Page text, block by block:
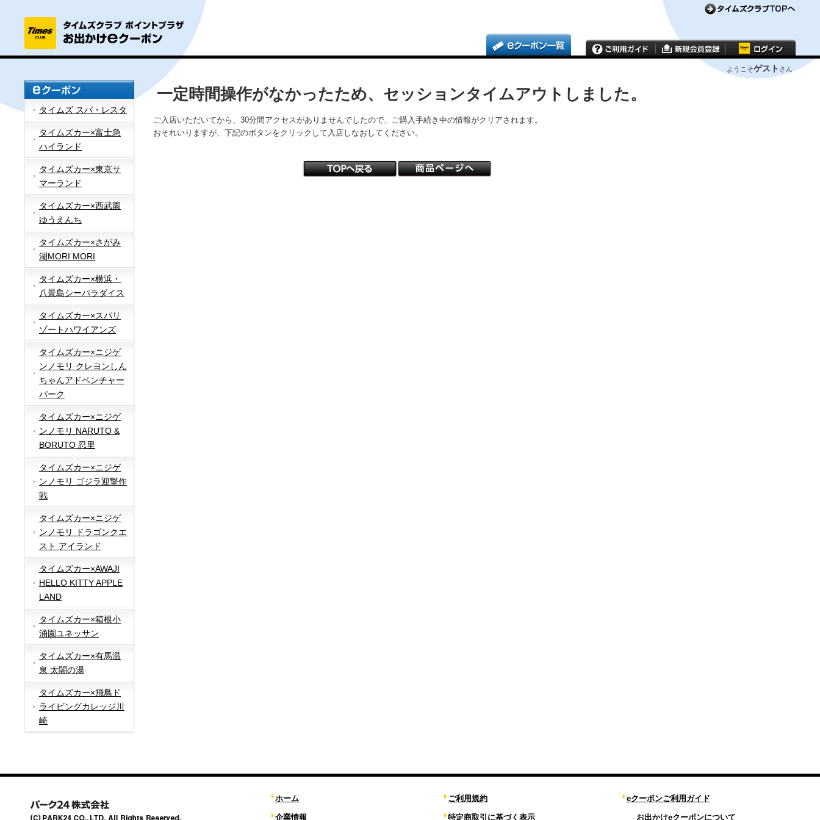
ようこそゲスト さん
タイムズ スパ・レスタ
タイムズカー×富士急
ハイランド
タイムズカー×東京サ
マーランド
タイムズカー×西武園
ゆうえんち
タイムズカー×さがみ
湖MORI MORI
タイムズカー×横浜・
八景島シーパラダイス
タイムズカー×スパリ
ゾートハワイアンズ
タイムズカー×ニジゲ
ンノモリ クレヨンしん
ちゃんアドベンチャー
パーク
タイムズカー×ニジゲ
ンノモリ NARUTO &
BORUTO 忍里
タイムズカー×ニジゲ
ンノモリ ゴジラ迎撃作
戦
タイムズカー×ニジゲ
ンノモリ ドラゴンクエ
スト アイランド
タイムズカー×AWAJI
HELLO KITTY APPLE
LAND
タイムズカー×箱根小
涌園ユネッサン
タイムズカー×有馬温
泉 太閤の湯
タイムズカー×飛鳥ド
ライビングカレッジ川
崎
一定時間操作がなかったため、セッションタイムアウトしました。
ご入店いただいてから、30分間アクセスがありませんでしたので、ご購入手続き中の情報がクリアされます。
おそれいりますが、下記のボタンをクリックして入店しなおしてください。
ホーム
企業情報
ご利用規約
特定商取引に基づく表示
eクーポンご利用ガイド
お出かけeクーポンについて